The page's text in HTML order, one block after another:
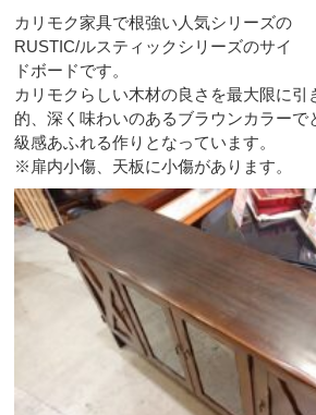
カリモク家具で根強い人気シリーズの
RUSTIC/ルスティックシリーズのサイ
ドボードです。
カリモクらしい木材の良さを最大限に引
的、深く味わいのあるブラウンカラーで
級感あふれる作りとなっています。
※扉内小傷、天板に小傷があります。